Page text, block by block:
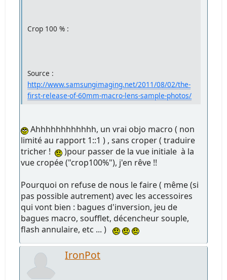
Crop 100 % :
Source :
http://www.samsungimaging.net/2011/08/02/the-
first-release-of-60mm-macro-lens-sample-photos/
Ahhhhhhhhhhhh, un vrai objo macro ( non
limité au rapport 1::1 ) , sans croper ( traduire
tricher !
)pour passer de la vue initiale à la
vue cropée ("crop100%"), j'en rêve !!
Pourquoi on refuse de nous le faire ( même (si
pas possible autrement) avec les accessoires
qui vont bien : bagues d'inversion, jeu de
bagues macro, soufflet, décencheur souple,
flash annulaire, etc ... )
IronPot